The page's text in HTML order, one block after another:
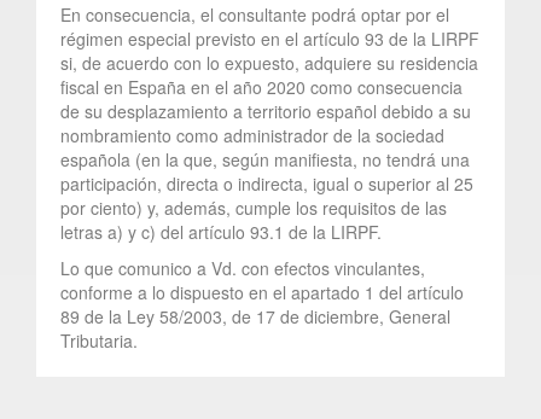
En consecuencia, el consultante podrá optar por el
régimen especial previsto en el artículo 93 de la LIRPF
si, de acuerdo con lo expuesto, adquiere su residencia
fiscal en España en el año 2020 como consecuencia
de su desplazamiento a territorio español debido a su
nombramiento como administrador de la sociedad
española (en la que, según manifiesta, no tendrá una
participación, directa o indirecta, igual o superior al 25
por ciento) y, además, cumple los requisitos de las
letras a) y c) del artículo 93.1 de la LIRPF.
Lo que comunico a Vd. con efectos vinculantes,
conforme a lo dispuesto en el apartado 1 del artículo
89 de la Ley 58/2003, de 17 de diciembre, General
Tributaria.